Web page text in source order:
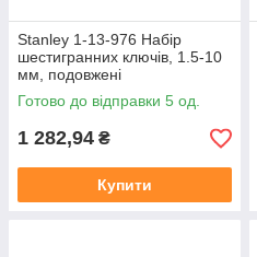
Stanley 1-13-976 Набір
шестигранних ключів, 1.5-10
мм, подовжені
Готово до відправки 5 од.
1 282,94 ₴
Купити